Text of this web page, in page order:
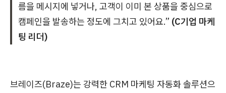
름을 메시지에 넣거나, 고객이 이미 본 상품을 중심으로
캠페인을 발송하는 정도에 그치고 있어요.” (C기업 마케
팅 리더)
브레이즈(Braze)는 강력한 CRM 마케팅 자동화 솔루션으